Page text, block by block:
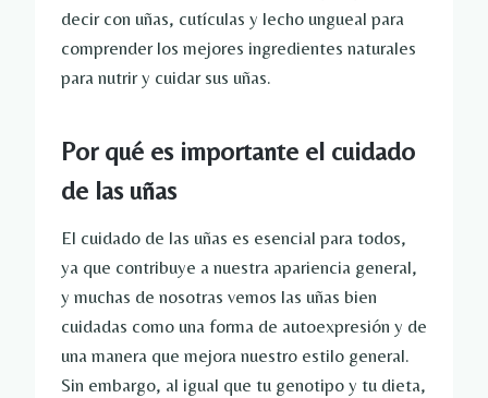
decir con uñas, cutículas y lecho ungueal para
comprender los mejores ingredientes naturales
para nutrir y cuidar sus uñas.
Por qué es importante el cuidado
de las uñas
El cuidado de las uñas es esencial para todos,
ya que contribuye a nuestra apariencia general,
y muchas de nosotras vemos las uñas bien
cuidadas como una forma de autoexpresión y de
una manera que mejora nuestro estilo general.
Sin embargo, al igual que tu genotipo y tu dieta,